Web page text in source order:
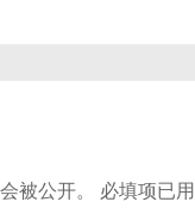
被公开。 必填项已用